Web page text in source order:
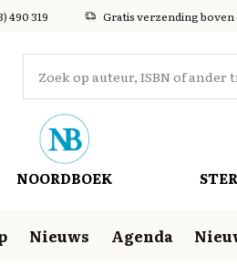
490 319 Gratis verzending boven
NOORDBOEK
Nieuws Agenda